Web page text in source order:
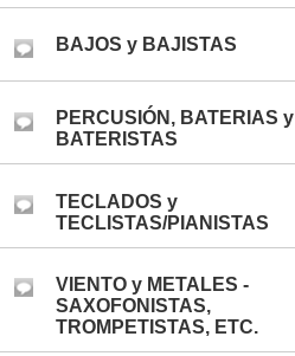
BAJOS y BAJISTAS
PERCUSIÓN, BATERIAS y
BATERISTAS
TECLADOS y
TECLISTAS/PIANISTAS
VIENTO y METALES -
SAXOFONISTAS,
TROMPETISTAS, ETC.